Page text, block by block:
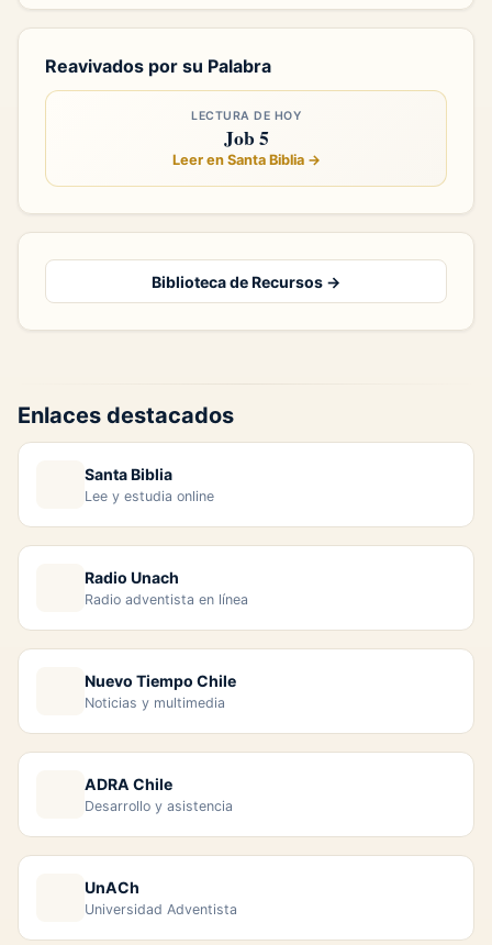
Reavivados por su Palabra
LECTURA DE HOY
Job 5
Leer en Santa Biblia →
Biblioteca de Recursos →
Enlaces destacados
Santa Biblia
Lee y estudia online
Radio Unach
Radio adventista en línea
Nuevo Tiempo Chile
Noticias y multimedia
ADRA Chile
Desarrollo y asistencia
UnACh
Universidad Adventista